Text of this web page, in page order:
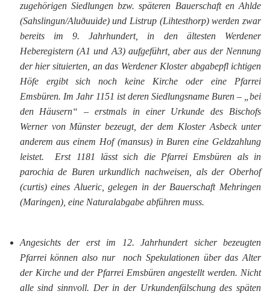
zugehörigen Siedlungen bzw. späteren Bauerschaft en Ahlde
(Sahslingun/Aluðuuide) und Listrup (Lihtesthorp) werden zwar
bereits im 9. Jahrhundert, in den ältesten Werdener
Heberegistern (A1und A3) aufgeführt, aber aus der Nennung
der hier situierten, an das Werdener Kloster abgabepfl ichtigen
Höfe ergibt sich noch keine Kirche oder eine Pfarrei
Emsbüren. Im Jahr 1151 ist deren Siedlungsname Buren – „bei
den Häusern“ – erstmals in einer Urkunde des Bischofs
Werner von Münster bezeugt, der dem Kloster Asbeck unter
anderem aus einem Hof (mansus) in Bureneine Geldzahlung
leistet.
Erst 1181 lässt sich die Pfarrei Emsbüren als in
parochia de Burenurkundlich nachweisen, als der Oberhof
(curtis) eines Alueric, gelegen in der Bauerschaft Mehringen
(Maringen), eine Naturalabgabe abführen muss.
Angesichts der erst im 12. Jahrhundert sicher bezeugten
Pfarrei können also nur noch Spekulationen über das Alter
der Kirche und der Pfarrei Emsbüren angestellt werden. Nicht
alle sind sinnvoll. Der in der Urkundenfälschung des späten